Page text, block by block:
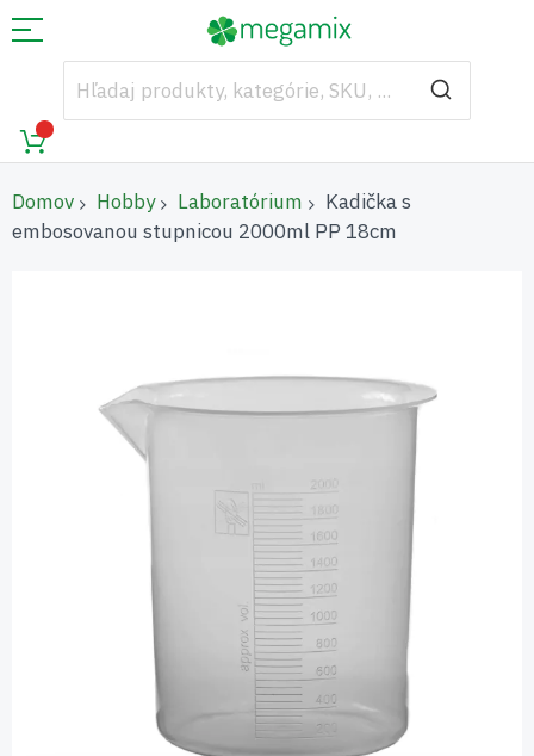
Domov Hobby Laboratórium
Kadička s
embosovanou stupnicou 2000ml PP 18cm